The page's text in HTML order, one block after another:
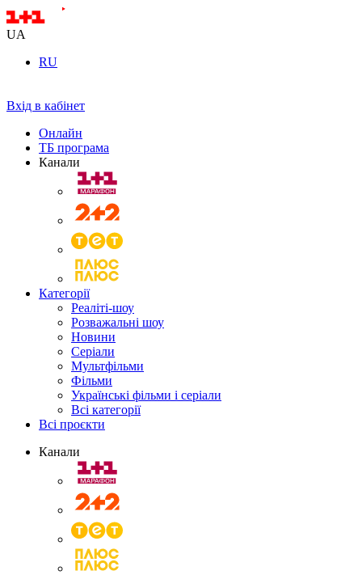
UA
RU
Вхід в кабінет
Онлайн
ТБ програма
Канали
Категорії
Реаліті-шоу
Розважальні шоу
Новини
Серіали
Мультфільми
Фільми
Українські фільми і серіали
Всі категорії
Всі проєкти
Канали